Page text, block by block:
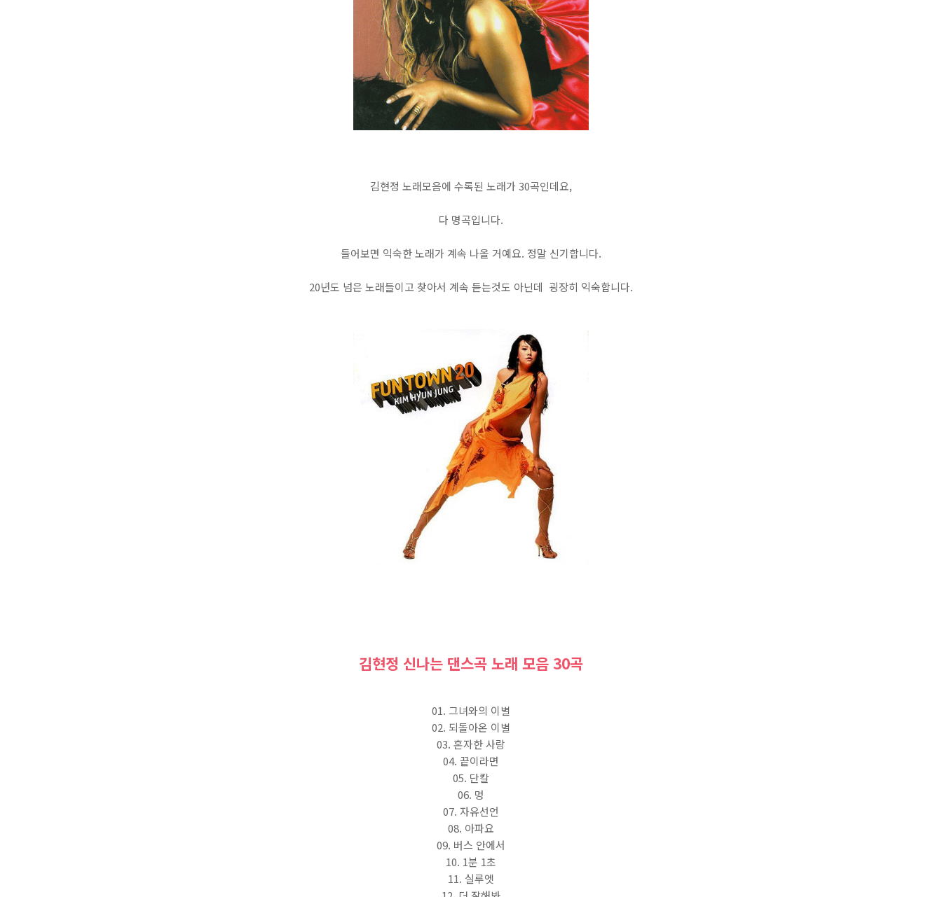
김현정 노래모음에 수록된 노래가 30곡인데요,
다 명곡입니다.
들어보면 익숙한 노래가 계속 나올 거예요. 정말 신기합니다.
20년도 넘은 노래들이고 찾아서 계속 듣는것도 아닌데 굉장히 익숙합니다.
김현정 신나는 댄스곡 노래 모음 30곡
01. 그녀와의 이별
02. 되돌아온 이별
03. 혼자한 사랑
04. 끝이라면
05. 단칼
06. 멍
07. 자유선언
08. 아파요
09. 버스 안에서
10. 1분 1초
11. 실루엣